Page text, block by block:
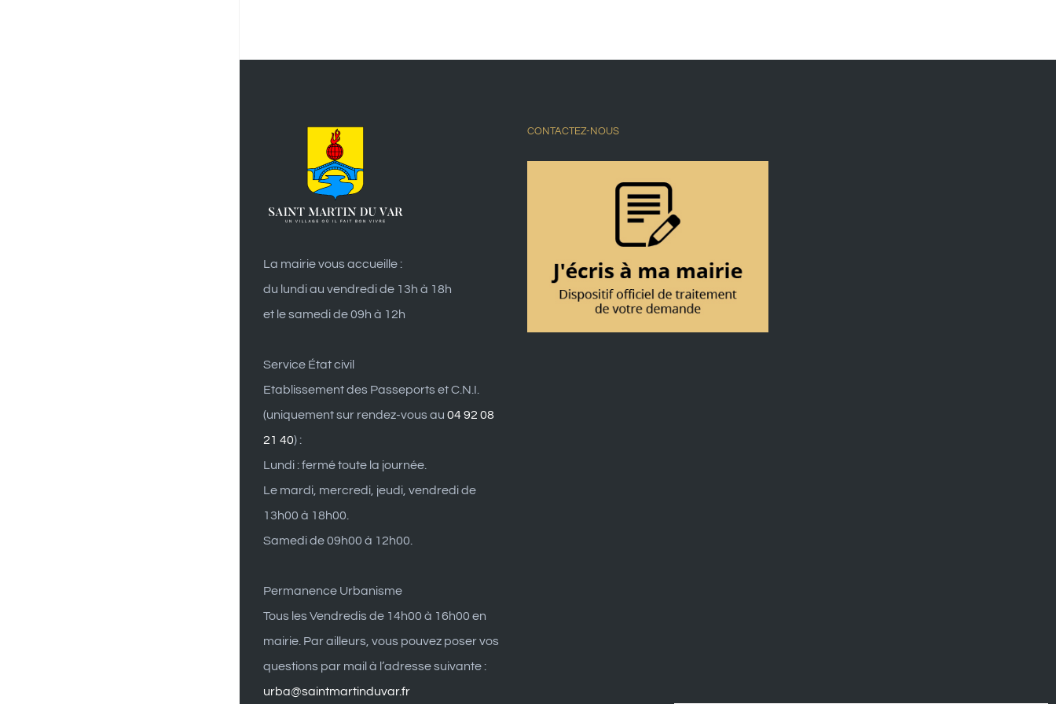
La mairie vous accueille :
du lundi au vendredi de 13h à 18h
et le samedi de 09h à 12h
Service État civil
Etablissement des Passeports et C.N.I.
(uniquement sur rendez-vous au 04 92 08
21 40) :
Lundi : fermé toute la journée.
Le mardi, mercredi, jeudi, vendredi de
13h00 à 18h00.
Samedi de 09h00 à 12h00.
Permanence Urbanisme
Tous les Vendredis de 14h00 à 16h00 en
mairie. Par ailleurs, vous pouvez poser vos
questions par mail à l’adresse suivante :
urba@saintmartinduvar.fr
CONTACTEZ-NOUS